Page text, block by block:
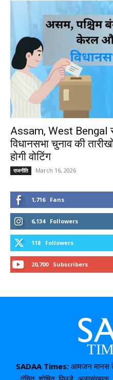
Assam, West Bengal
विधानसभा चुनाव की
होगी वोटिंग
राजनीति March 16, 2026
1,716 Fans
6,134 Followers
118 Followers
20,700 Subscribers
SADAA Times: आमजन मानस के